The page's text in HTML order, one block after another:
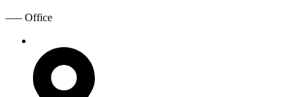
—– Office